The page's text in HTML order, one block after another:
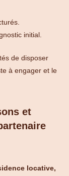
initial.
de disposer
à engager et le
et
locative,